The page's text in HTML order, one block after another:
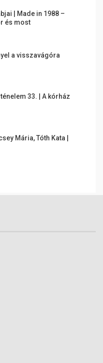
| Made in 1988 –
és most
a visszavágóra
33. | A kórház
Mária, Tóth Kata |